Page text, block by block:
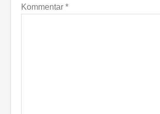
Kommentar *